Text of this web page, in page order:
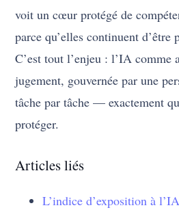
voit un cœur protégé de
parce qu’elles continuent d’être
C’est tout l’enjeu : l’IA comme
jugement, gouvernée par une
tâche par tâche — exactement
protéger.
Articles liés
L’indice d’exposition à